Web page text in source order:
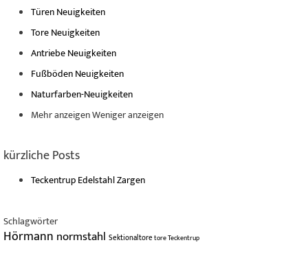
Türen Neuigkeiten
Tore Neuigkeiten
Antriebe Neuigkeiten
Fußböden Neuigkeiten
Naturfarben-Neuigkeiten
Mehr anzeigenWeniger anzeigen
kürzliche Posts
Teckentrup Edelstahl Zargen
Schlagwörter
Hörmann normstahl SektionaltoretoreTeckentrup